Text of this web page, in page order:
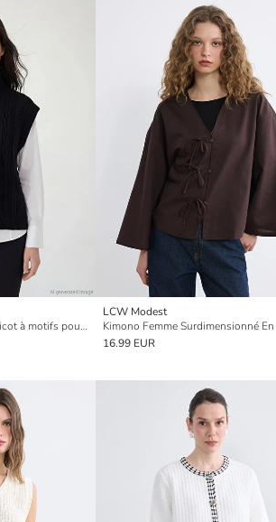
Gilet pull à col roulé en tricot à motifs pour femme
LCW Modest
16.99 EUR